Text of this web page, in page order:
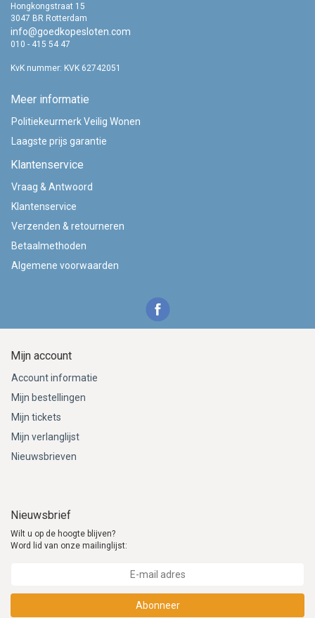
Hongkongstraat 15
3047 BR Rotterdam
info@goedkopesloten.com
010 - 415 54 47
KvK nummer: KVK 62742051
Meer informatie
Politiekeurmerk Veilig Wonen
Laagste prijs garantie
Klantenservice
Vraag & Antwoord
Klantenservice
Verzenden & retourneren
Betaalmethoden
Algemene voorwaarden
Mijn account
Account informatie
Mijn bestellingen
Mijn tickets
Mijn verlanglijst
Nieuwsbrieven
Nieuwsbrief
Wilt u op de hoogte blijven?
Word lid van onze mailinglijst:
Abonneer